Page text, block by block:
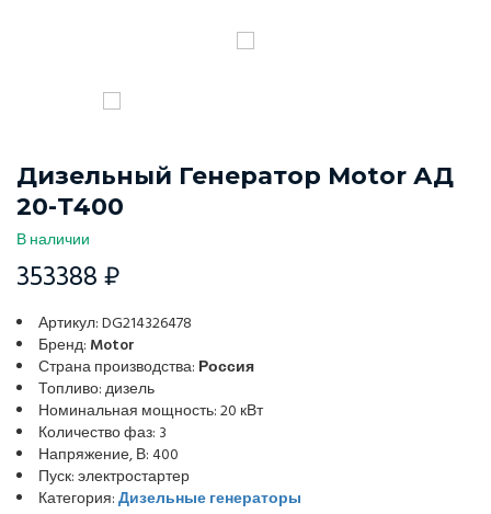
Дизельный Генератор Motor АД
20-Т400
В наличии
353388 ₽
Артикул: DG214326478
Бренд: Motor
Страна производства: Россия
Топливо: дизель
Номинальная мощность: 20 кВт
Количество фаз: 3
Напряжение, В: 400
Пуск: электростартер
Категория:Дизельные генераторы